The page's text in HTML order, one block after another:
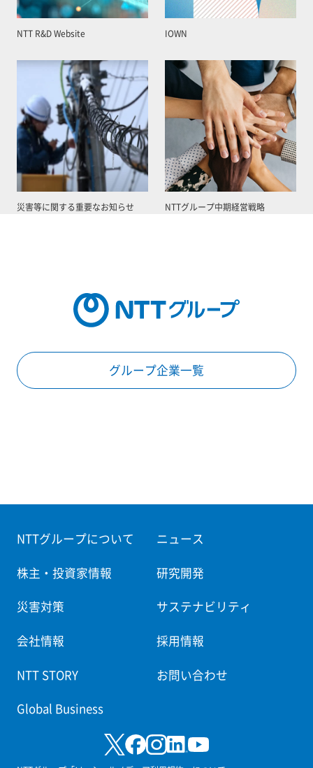
NTT R&D Website IOWN
災害等に関する重要なお知らせ NTTグループ中期経営戦略
グループ企業一覧
NTTグループについて ニュース
株主・投資家情報 研究開発
災害対策 サステナビリティ
会社情報 採用情報
NTT STORY お問い合わせ
Global Business